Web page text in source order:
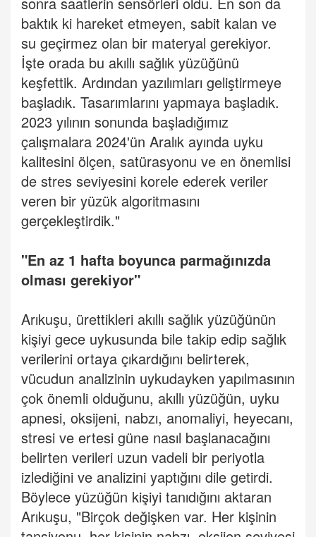
baktık ki hareket etmeyen, sabit kalan ve
su geçirmez olan bir materyal gerekiyor.
İşte orada bu akıllı sağlık yüzüğünü
keşfettik. Ardından yazılımları geliştirmeye
başladık. Tasarımlarını yapmaya başladık.
2023 yılının sonunda başladığımız
çalışmalara 2024'ün Aralık ayında uyku
kalitesini ölçen, satürasyonu ve en önemlisi
de stres seviyesini korele ederek veriler
veren bir yüzük algoritmasını
gerçekleştirdik."
"En az 1 hafta boyunca parmağınızda
olması gerekiyor"
Arıkuşu, ürettikleri akıllı sağlık yüzüğünün
kişiyi gece uykusunda bile takip edip sağlık
verilerini ortaya çıkardığını belirterek,
vücudun analizinin uykudayken yapılmasının
çok önemli olduğunu, akıllı yüzüğün, uyku
apnesi, oksijeni, nabzı, anomaliyi, heyecanı,
stresi ve ertesi güne nasıl başlanacağını
belirten verileri uzun vadeli bir periyotla
izlediğini ve analizini yaptığını dile getirdi.
Böylece yüzüğün kişiyi tanıdığını aktaran
Arıkuşu, "Birçok değişken var. Her kişinin